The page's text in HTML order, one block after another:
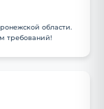
области.
требований!